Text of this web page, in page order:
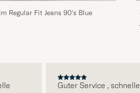
Regular Fit Jeans 90's Blue
Preis
Guter Service , schnelle